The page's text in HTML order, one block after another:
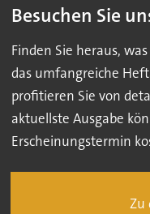
Besuchen Sie
Finden Sie heraus,
das umfangreiche
profitieren Sie von
aktuellste Ausgabe
Erscheinungstermin
Zu